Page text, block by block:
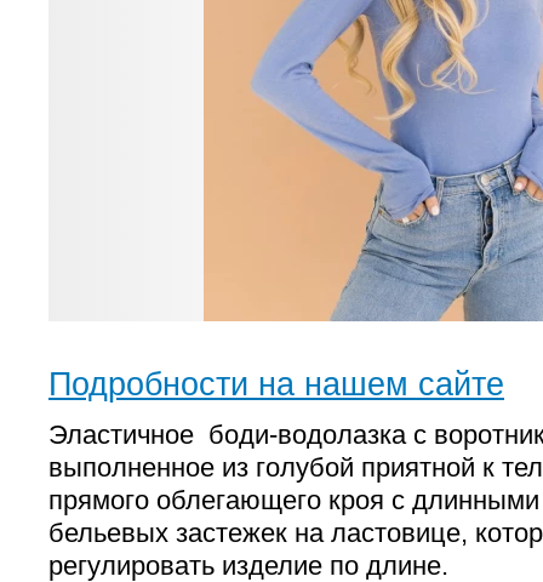
Подробности на нашем сайте
Эластичное боди-водолазка с
выполненное из голубой приятной к
прямого облегающего кроя с
бельевых застежек на ластовице,
регулировать изделие по длине.